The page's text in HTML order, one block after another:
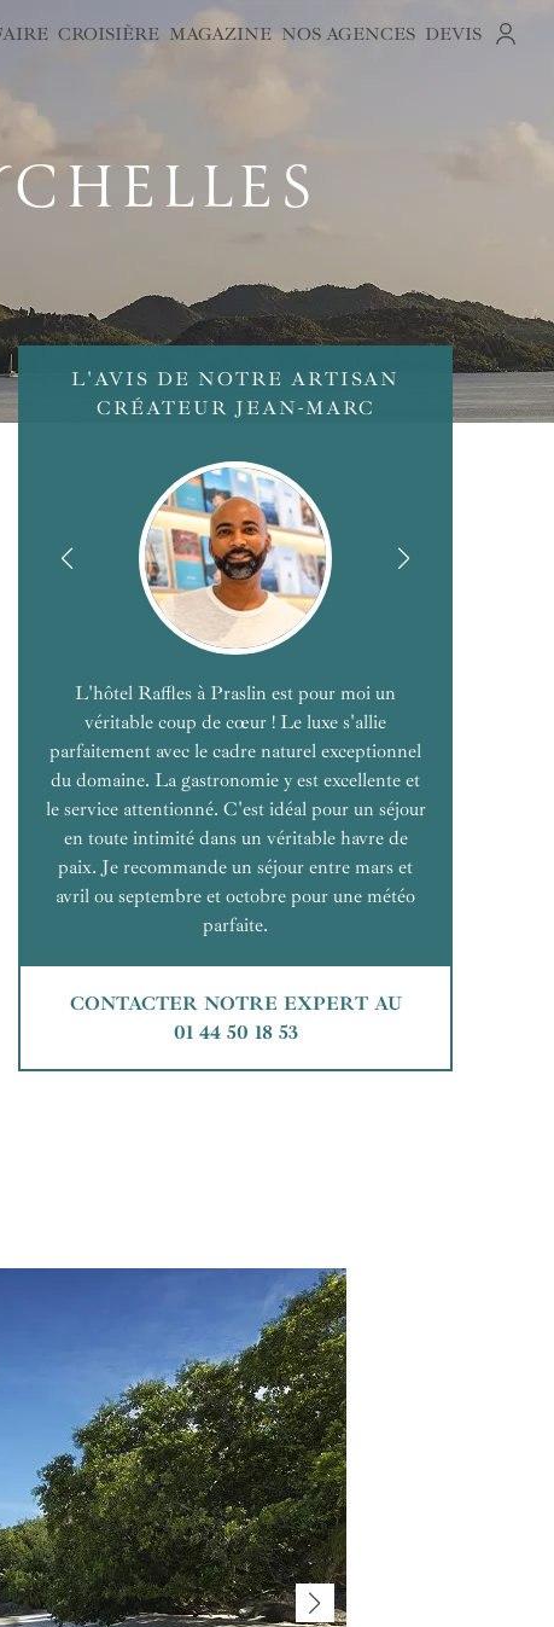
CROISIÈRE MAGAZINE NOS AGENCES DEVIS
L'AVIS DE NOTRE ARTISAN
CRÉATEUR JEAN-MARC
L'hôtel Raffles à Praslin est pour moi un
véritable coup de cœur ! Le luxe s'allie
parfaitement avec le cadre naturel exceptionnel
du domaine. La gastronomie y est excellente et
le service attentionné. C'est idéal pour un séjour
en toute intimité dans un véritable havre de
paix. Je recommande un séjour entre mars et
avril ou septembre et octobre pour une météo
parfaite.
CONTACTER NOTRE EXPERT AU
01 44 50 18 53